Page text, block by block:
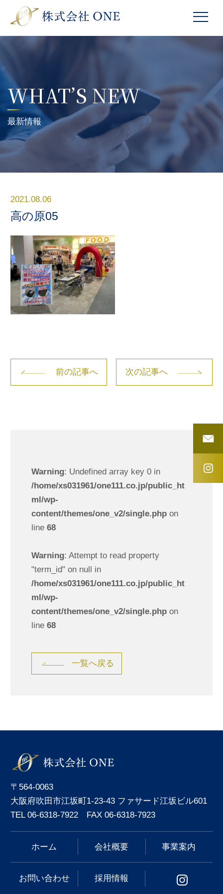
WHAT’S NEW
最新情報
2021.08.06
高の原05
前の記事へ 次の記事へ
Warning: Undefined array key 0 in
/home/xs031961/one111.co.jp/public_ht
ml/wp-
content/themes/one_v2/single.phpon
line 68
Warning: Attempt to read property
"term_id" on null in
/home/xs031961/one111.co.jp/public_ht
ml/wp-
content/themes/one_v2/single.phpon
line 68
一覧へ戻る
〒564-0063
大阪府吹田市江坂町1-23-43 ファサード江坂ビル601
TEL 06-6318-7922 FAX 06-6318-7923
ホーム 会社概要 事業案内
お問い合わせ 採用情報